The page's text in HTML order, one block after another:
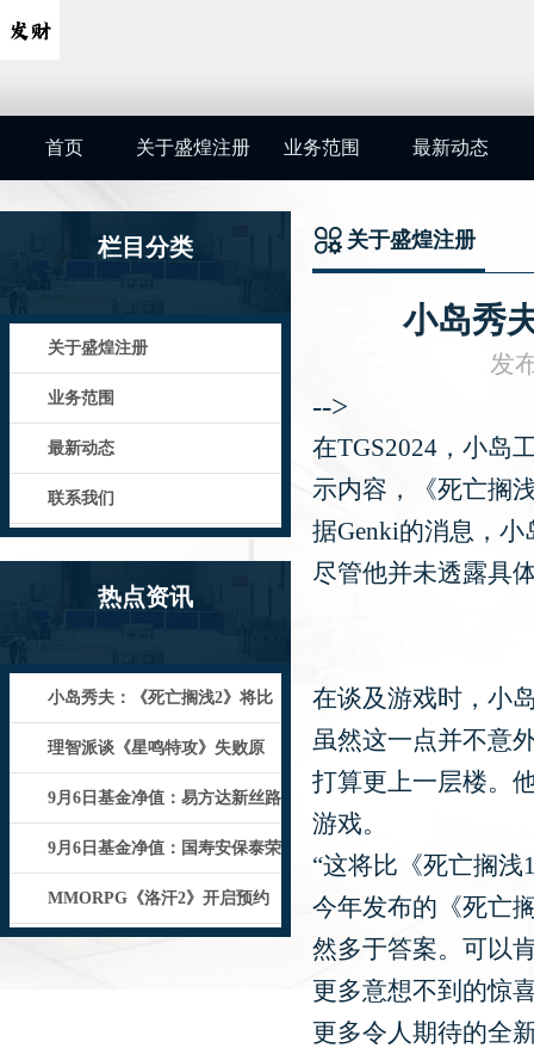
首页 关于盛煌注册 业务范围 最新动态
栏目分类
关于盛煌注册
业务范围
最新动态
联系我们
热点资讯
小岛秀夫：《死亡搁浅2》将比
前作更加怪异
理智派谈《星鸣特攻》失败原
因：别全赖觉醒文化！
9月6日基金净值：易方达新丝路
灵活配置混合最新净值1.525
9月6日基金净值：国寿安保泰荣
纯债债券最新净值1.1307
MMORPG《洛汗2》开启预约
关于盛煌注册
小岛秀
发
-->
在TGS2024，小岛
示内容，《死亡搁
据Genki的消息，
尽管他并未透露具
在谈及游戏时，小
虽然这一点并不意
打算更上一层楼。
游戏。
“这将比《死亡搁
今年发布的《死亡
然多于答案。可以
更多意想不到的惊
更多令人期待的全